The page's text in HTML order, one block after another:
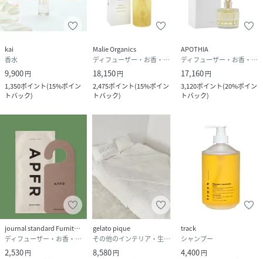
kai
香水
9,900円
1,350ポイント(15%ポイン
トバック)
Malie Organics
ディフューザー・お香・アロマオイル・キャンドル
18,150円
2,475ポイント(15%ポイン
トバック)
APOTHIA
ディフューザー・お香・アロマオイル・キャンドル
17,160円
3,120ポイント(20%ポイン
トバック)
journal standard Furniture
ディフューザー・お香・アロマオイル・キャンドル
2,530円
gelato pique
その他のインテリア・生活雑貨
8,580円
track
シャンプー
4,400円